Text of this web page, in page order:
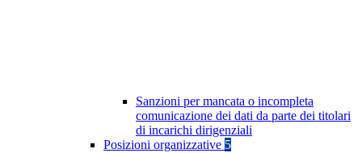
Sanzioni per mancata o incompleta
comunicazione dei dati da parte dei titolari
di incarichi dirigenziali
Posizioni organizzative 5